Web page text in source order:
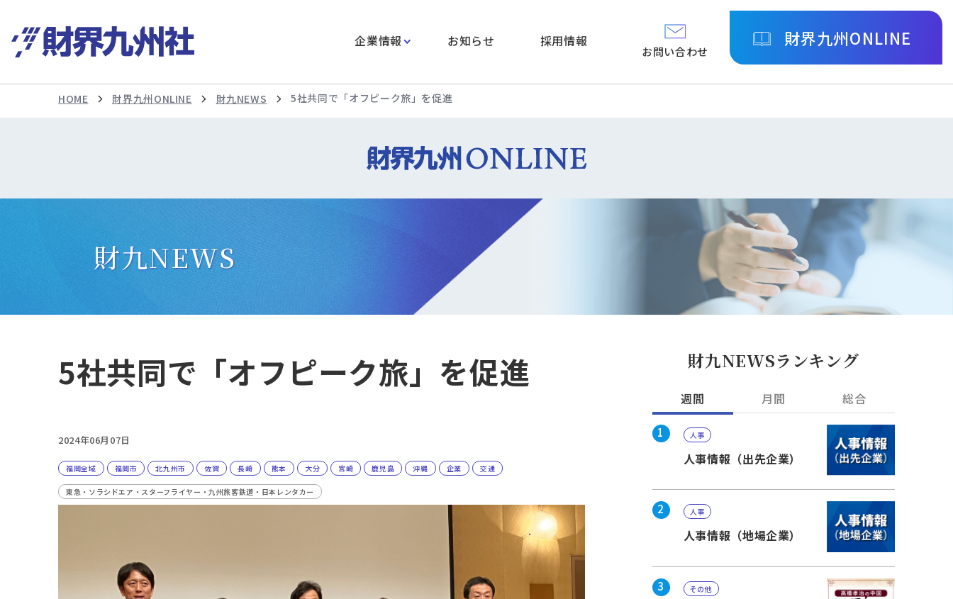
企業情報 お知らせ 採用情報
お問い合わせ
財界九州ONLINE
HOME 財界九州ONLINE 財九NEWS 5社共同で「オフピーク旅」を促進
財九NEWS
5社共同で「オフピーク旅」を促進
2024年06月07日
福岡全域 福岡市 北九州市 佐賀 長崎 熊本 大分 宮崎 鹿児島 沖縄 企業 交通
東急・ソラシドエア・スターフライヤー・九州旅客鉄道・日本レンタカー
財九NEWSランキング
週間 月間 総合
1 人事
人事情報（出先企業）
2 人事
人事情報（地場企業）
3 その他